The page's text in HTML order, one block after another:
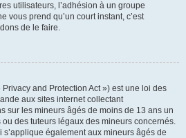
utilisateurs, l’adhésion à un groupe
vous prend qu’un court instant, c’est
de le faire.
and Protection Act ») est une loi des
aux sites internet collectant
sur les mineurs âgés de moins de 13 ans un
des tuteurs légaux des mineurs concernés.
également aux mineurs âgés de